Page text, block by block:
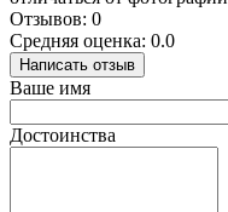
Отзывов: 0
Средняя оценка: 0.0
Написать отзыв
Ваше имя
Достоинства